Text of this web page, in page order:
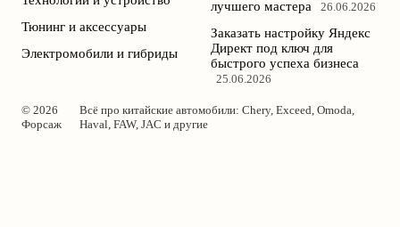
Тюнинг и аксессуары
Электромобили и гибриды
лучшего мастера
26.06.2026
Заказать настройку Яндекс
Директ под ключ для
быстрого успеха бизнеса
25.06.2026
© 2026
Форсаж
Всё про китайские автомобили: Chery, Exceed, Omoda,
Haval, FAW, JAC и другие